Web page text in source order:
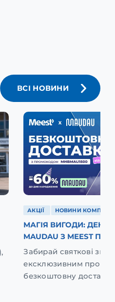
ВСІ НОВИНИ
АКЦІЇ НОВИНИ КОМПАНІЇ
МАГІЯ ВИГОДИ:
MAUDAU З MEEST
Забирай святкові
ексклюзивним
безкоштовну доставку